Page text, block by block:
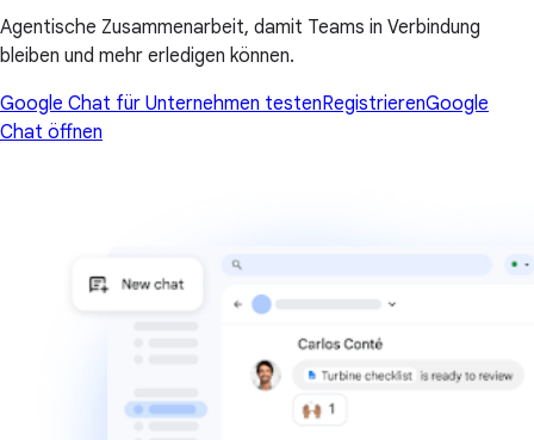
Agentische Zusammenarbeit, damit Teams in Verbindung
bleiben und mehr erledigen können.
Google Chat für Unternehmen testenRegistrierenGoogle
Chat öffnen